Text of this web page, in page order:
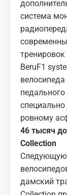
система
BeruF1
ровному
46 тысяч
Collection
Следующую
дамский